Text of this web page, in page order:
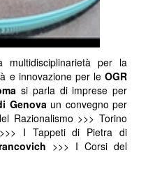
multidisciplinarietà per la
e innovazione per leOGR
si parla di imprese per
Genovaun convegno per
Razionalismo >>> Torino
>>> I Tappeti di Pietra di
>>> I Corsi del